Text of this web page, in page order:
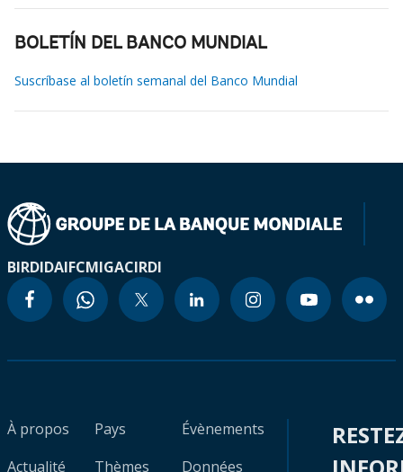
BOLETÍN DEL BANCO MUNDIAL
Suscríbase al boletín semanal del Banco Mundial
BIRDIDAIFCMIGACIRDI
À propos
Actualité
Pays
Thèmes
Évènements
Données